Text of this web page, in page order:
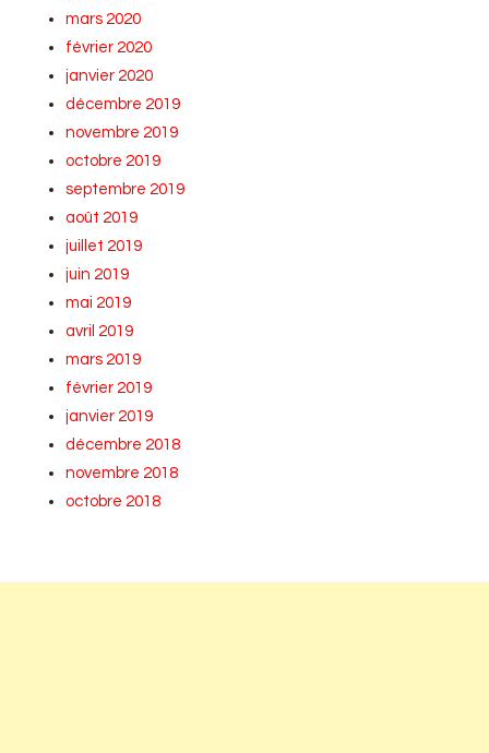
mars 2020
février 2020
janvier 2020
décembre 2019
novembre 2019
octobre 2019
septembre 2019
août 2019
juillet 2019
juin 2019
mai 2019
avril 2019
mars 2019
février 2019
janvier 2019
décembre 2018
novembre 2018
octobre 2018